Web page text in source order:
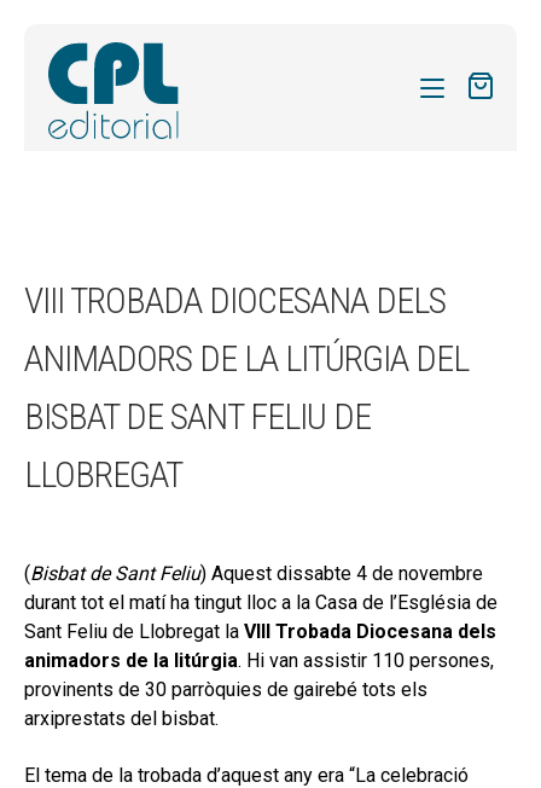
FORMES
SOBRE NOSALTRES
ACTUALITAT
BLOG
EL MEU COMPTE
CERCAR
CAT
VIII TROBADA DIOCESANA DELS
ANIMADORS DE LA LITÚRGIA DEL
BISBAT DE SANT FELIU DE
LLOBREGAT
(Bisbat de Sant Feliu) Aquest dissabte 4 de novembre
durant tot el matí ha tingut lloc a la Casa de l’Església de
Sant Feliu de Llobregat la VIII Trobada Diocesana dels
animadors de la litúrgia. Hi van assistir 110 persones,
provinents de 30 parròquies de gairebé tots els
arxiprestats del bisbat.
El tema de la trobada d’aquest any era “La celebració